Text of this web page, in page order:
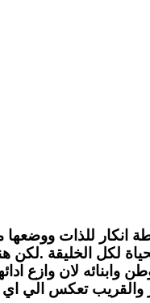
انكار للذات
لكل الخليقة .لكن
وابنائه لان وازع
والقريب تعكس